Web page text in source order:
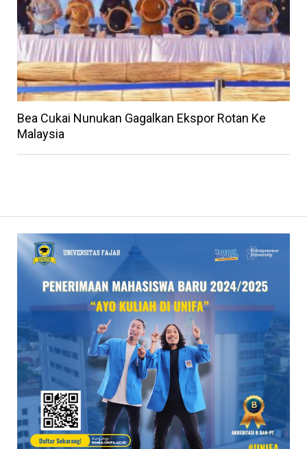
Bea Cukai Nunukan Gagalkan Ekspor Rotan Ke
Malaysia